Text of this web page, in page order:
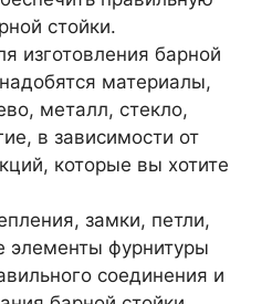
стойки.
изготовления барной
материалы,
металл, стекло,
в зависимости от
которые вы хотите
замки, петли,
элементы фурнитуры
соединения и